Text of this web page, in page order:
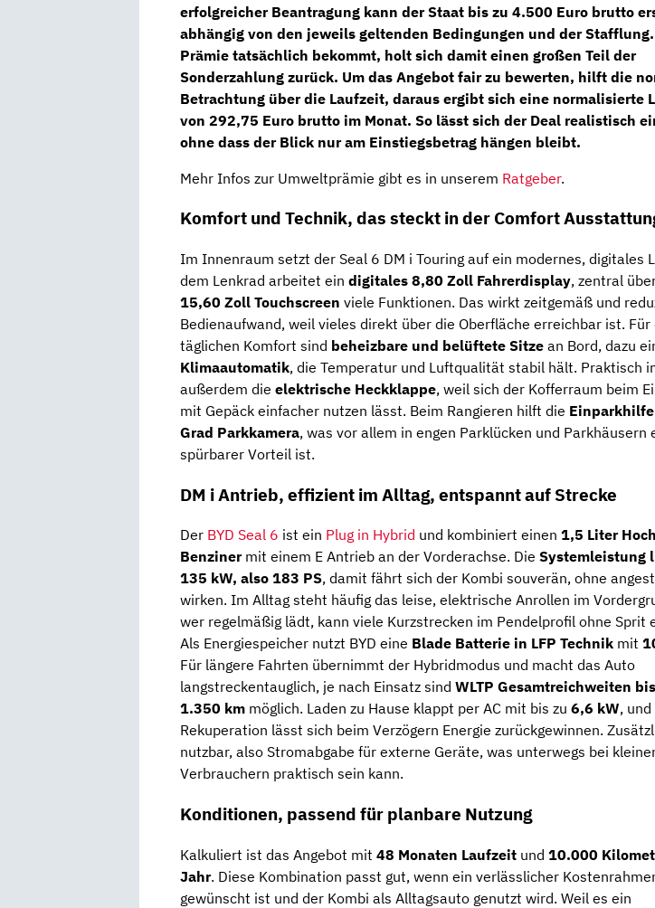
erfolgreicher Beantragung kann der Staat bis zu 4.500 Euro brutto
abhängig von den jeweils geltenden Bedingungen und der
Prämie tatsächlich bekommt, holt sich damit einen großen Teil der
Sonderzahlung zurück. Um das Angebot fair zu bewerten, hilft die
Betrachtung über die Laufzeit, daraus ergibt sich eine normalisierte
von 292,75 Euro brutto im Monat. So lässt sich der Deal realistisch
ohne dass der Blick nur am Einstiegsbetrag hängen bleibt.
Mehr Infos zur Umweltprämie gibt es in unserem Ratgeber.
Komfort und Technik, das steckt in der Comfort
Im Innenraum setzt der Seal 6 DM i Touring auf ein modernes, digitales
dem Lenkrad arbeitet ein digitales 8,80 Zoll Fahrerdisplay, zentral
15,60 Zoll Touchscreen viele Funktionen. Das wirkt zeitgemäß und
Bedienaufwand, weil vieles direkt über die Oberfläche erreichbar ist. Für
täglichen Komfort sind beheizbare und belüftete Sitze an Bord, dazu
Klimaautomatik, die Temperatur und Luftqualität stabil hält. Praktisch
außerdem die elektrische Heckklappe, weil sich der Kofferraum beim
mit Gepäck einfacher nutzen lässt. Beim Rangieren hilft die
Grad Parkkamera, was vor allem in engen Parklücken und Parkhäusern
spürbarer Vorteil ist.
DM i Antrieb, effizient im Alltag, entspannt auf Strecke
Der BYD Seal 6 ist ein Plug in Hybrid und kombiniert einen 1,5 Liter
Benzinermit einem E Antrieb an der Vorderachse. Die Systemleistung
135 kW, also 183 PS, damit fährt sich der Kombi souverän, ohne
wirken. Im Alltag steht häufig das leise, elektrische Anrollen im
wer regelmäßig lädt, kann viele Kurzstrecken im Pendelprofil ohne Sprit
Als Energiespeicher nutzt BYD eine Blade Batterie in LFP Technik mit
Für längere Fahrten übernimmt der Hybridmodus und macht das Auto
langstreckentauglich, je nach Einsatz sind WLTP Gesamtreichweiten
1.350 km möglich. Laden zu Hause klappt per AC mit bis zu 6,6 kW,
Rekuperation lässt sich beim Verzögern Energie zurückgewinnen.
nutzbar, also Stromabgabe für externe Geräte, was unterwegs bei
Verbrauchern praktisch sein kann.
Konditionen, passend für planbare Nutzung
Kalkuliert ist das Angebot mit 48 Monaten Laufzeit und 10.000
Jahr. Diese Kombination passt gut, wenn ein verlässlicher
gewünscht ist und der Kombi als Alltagsauto genutzt wird. Weil es ein